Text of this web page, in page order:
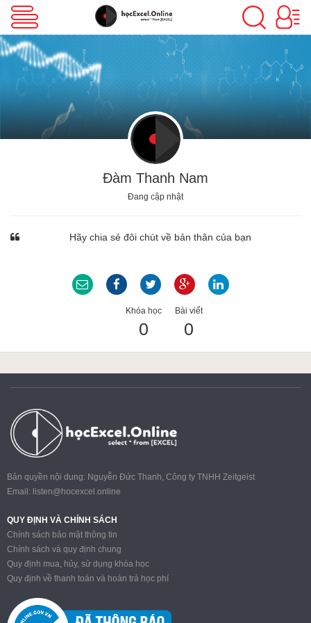
VBA Excel
Excel Cơ Bản
Excel Nâng Cao
Google Sheet
MOS
Power BI
Đàm Thanh Nam
Đang cập nhật
Hãy chia sẻ đôi chút về bản thân của bạn
Khóa học
0
Bài viết
0
Bản quyền nội dung: Nguyễn Đức Thanh, Công ty TNHH Zeitgeist
Email: listen@hocexcel.online
QUY ĐỊNH VÀ CHÍNH SÁCH
Chính sách bảo mật thông tin
Chính sách và quy định chung
Quy định mua, hủy, sử dụng khóa học
Quy định về thanh toán và hoàn trả học phí